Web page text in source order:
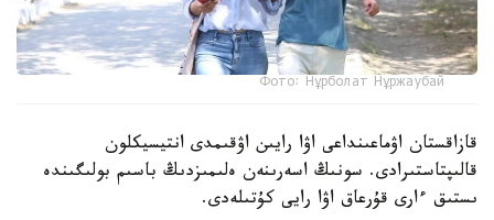
Фото: Нұрболат Нұржаубай
قازاقستان اۋماعىنداعى اۋا رايىن اۋقىمدى انتيسيكلون
قالىپتاستىرادى. سونىڭ اسەرىنەن ەلىمىزدىڭ باسىم بولىگىندە
ىستىق ءارى قۇرعاق اۋا رايى كۇتىلەدى.